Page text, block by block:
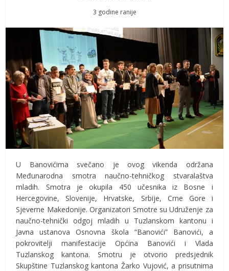
3 godine ranije
U Banovićima svečano je ovog vikenda održana
Međunarodna smotra naučno-tehničkog stvaralaštva
mladih. Smotra je okupila 450 učesnika iz Bosne i
Hercegovine, Slovenije, Hrvatske, Srbije, Crne Gore i
Sjeverne Makedonije. Organizatori Smotre su Udruženje za
naučno-tehnički odgoj mladih u Tuzlanskom kantonu i
Javna ustanova Osnovna škola “Banovići” Banovići, a
pokrovitelji manifestacije Općina Banovići i Vlada
Tuzlanskog kantona. Smotru je otvorio predsjednik
Skupštine Tuzlanskog kantona Žarko Vujović, a prisutnima